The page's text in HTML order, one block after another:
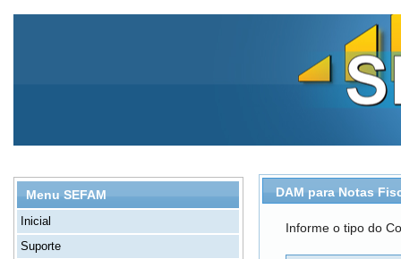
Menu SEFAM
Inicial
Suporte
DAM para Notas
Informe o tipo do